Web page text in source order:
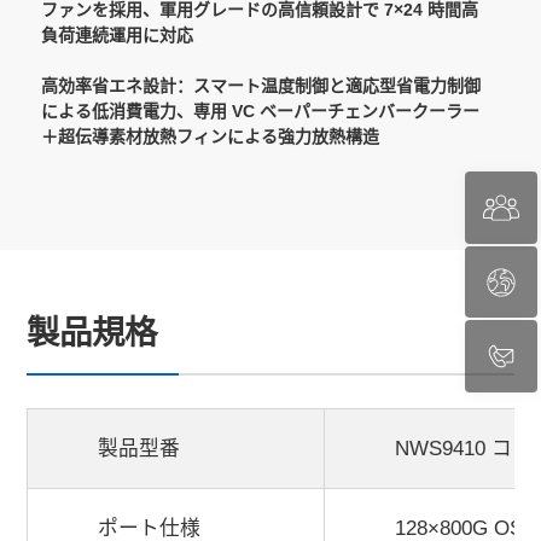
ファンを採用、軍用グレードの高信頼設計で 7×24 時間高
負荷連続運用に対応
高効率省エネ設計：スマート温度制御と適応型省電力制御
による低消費電力、専用 VC ベーパーチェンバークーラー
＋超伝導素材放熱フィンによる強力放熱構造
製品規格
製品型番 NWS9410 コア
ポート仕様 128×800G